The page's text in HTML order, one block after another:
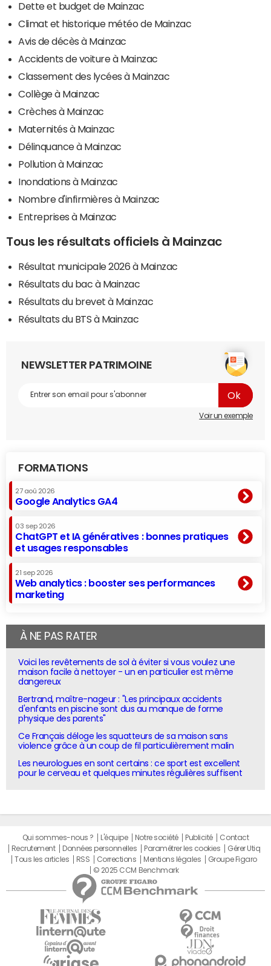
Dette et budget de Mainzac
Climat et historique météo de Mainzac
Avis de décès à Mainzac
Accidents de voiture à Mainzac
Classement des lycées à Mainzac
Collège à Mainzac
Crèches à Mainzac
Maternités à Mainzac
Délinquance à Mainzac
Pollution à Mainzac
Inondations à Mainzac
Nombre d'infirmières à Mainzac
Entreprises à Mainzac
Tous les résultats officiels à Mainzac
Résultat municipale 2026 à Mainzac
Résultats du bac à Mainzac
Résultats du brevet à Mainzac
Résultats du BTS à Mainzac
NEWSLETTER PATRIMOINE
Voir un exemple
FORMATIONS
27 aoû 2026
Google Analytics GA4
03 sep 2026
ChatGPT et IA génératives : bonnes pratiques
et usages responsables
21 sep 2026
Web analytics : booster ses performances
marketing
À NE PAS RATER
Voici les revêtements de sol à éviter si vous voulez une
maison facile à nettoyer - un en particulier est même
dangereux
Bertrand, maître-nageur : "Les principaux accidents
d'enfants en piscine sont dus au manque de forme
physique des parents"
Ce Français déloge les squatteurs de sa maison sans
violence grâce à un coup de fil particulièrement malin
Les neurologues en sont certains : ce sport est excellent
pour le cerveau et quelques minutes régulières suffisent
Qui sommes-nous ? L'équipe Notre société Publicité
Contact
Recrutement
Données personnelles Paramétrer les cookies
Gérer Utiq
Tous les articles
RSS Corrections Mentions légales
Groupe Figaro
© 2025 CCM Benchmark